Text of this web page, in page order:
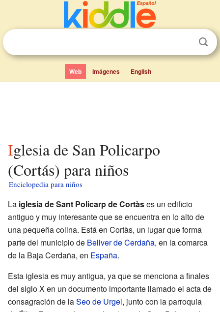
Web Imágenes English
Iglesia de San Policarpo
(Cortás) para niños
Enciclopedia para niños
La iglesia de Sant Policarp de Cortàses un edificio
antiguo y muy interesante que se encuentra en lo alto de
una pequeña colina. Está en Cortàs, un lugar que forma
parte del municipio de Bellver de Cerdaña, en la comarca
de la Baja Cerdaña, en España.
Esta iglesia es muy antigua, ya que se menciona a finales
del siglo X en un documento importante llamado el acta de
consagración de laSeo de Urgel, junto con la parroquia